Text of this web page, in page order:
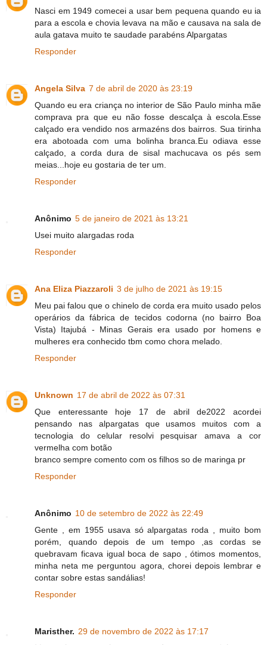
Nasci em 1949 comecei a usar bem pequena quando eu ia
para a escola e chovia levava na mão e causava na sala de
aula gatava muito te saudade parabéns Alpargatas
Responder
Angela Silva 7 de abril de 2020 às 23:19
Quando eu era criança no interior de São Paulo minha mãe
comprava pra que eu não fosse descalça à escola.Esse
calçado era vendido nos armazéns dos bairros. Sua tirinha
era abotoada com uma bolinha branca.Eu odiava esse
calçado, a corda dura de sisal machucava os pés sem
meias...hoje eu gostaria de ter um.
Responder
Anônimo 5 de janeiro de 2021 às 13:21
Usei muito alargadas roda
Responder
Ana Eliza Piazzaroli 3 de julho de 2021 às 19:15
Meu pai falou que o chinelo de corda era muito usado pelos
operários da fábrica de tecidos codorna (no bairro Boa
Vista) Itajubá - Minas Gerais era usado por homens e
mulheres era conhecido tbm como chora melado.
Responder
Unknown 17 de abril de 2022 às 07:31
Que enteressante hoje 17 de abril de2022 acordei
pensando nas alpargatas que usamos muitos com a
tecnologia do celular resolvi pesquisar amava a cor
vermelha com botão
branco sempre comento com os filhos so de maringa pr
Responder
Anônimo 10 de setembro de 2022 às 22:49
Gente , em 1955 usava só alpargatas roda , muito bom
porém, quando depois de um tempo ,as cordas se
quebravam ficava igual boca de sapo , ótimos momentos,
minha neta me perguntou agora, chorei depois lembrar e
contar sobre estas sandálias!
Responder
Maristher. 29 de novembro de 2022 às 17:17